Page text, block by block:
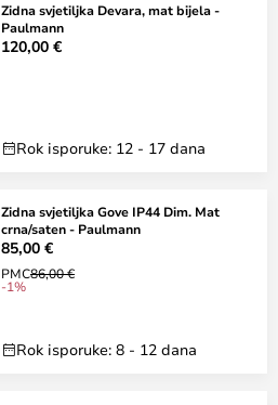
Zidna svjetiljka Devara, mat bijela -
Paulmann
120,00 €
Rok isporuke: 12 - 17 dana
Zidna svjetiljka Gove IP44 Dim. Mat
crna/saten - Paulmann
85,00 €
PMC86,00 €
-1%
Rok isporuke: 8 - 12 dana